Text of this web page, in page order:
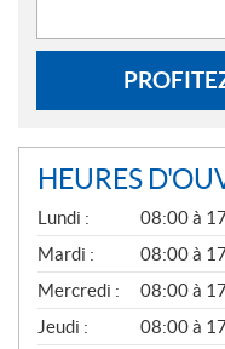
HEURES
G
É
N
É
R
A
L
Lundi :
08:00 à
Mardi :
08:00 à
Mercredi :
08:00 à
Jeudi :
08:00 à